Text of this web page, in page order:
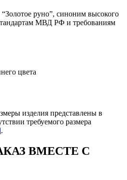
руно”, синоним высокого
МВД РФ и требованиям
цвета
изделия представлены в
требуемого размера
.
ВМЕСТЕ С